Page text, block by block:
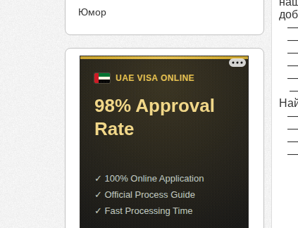
Юмор
—
—
—
—
—
—
—
—
—
—